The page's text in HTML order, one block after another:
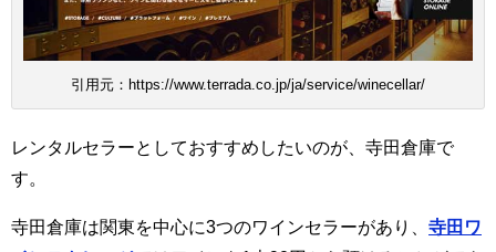
引用元：https://www.terrada.co.jp/ja/service/winecellar/
レンタルセラーとしておすすめしたいのが、寺田倉庫で
す。
寺田倉庫は関東を中心に3つのワインセラーがあり、 寺田ワ